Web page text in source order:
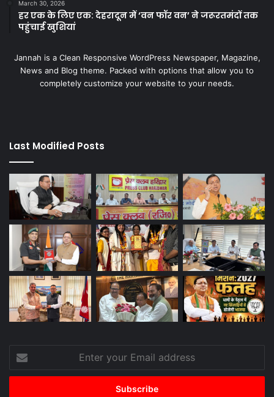
March 30, 2026
हर एक के लिए एक: देहरादून में ‘वन फॉर वन’ ने जरूरतमंदों तक
पहुंचाई खुशियां
Jannah is a Clean Responsive WordPress Newspaper, Magazine,
News and Blog theme. Packed with options that allow you to
completely customize your website to your needs.
Last Modified Posts
Enter
your
Email